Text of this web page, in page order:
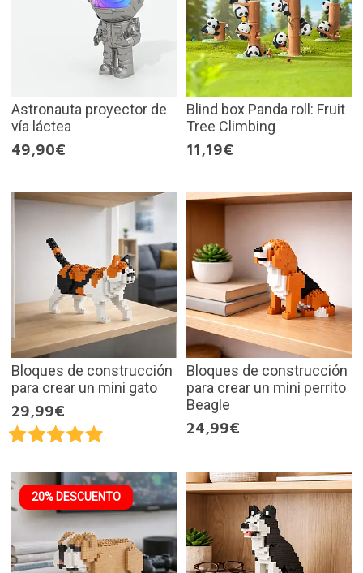
Astronauta proyector de
vía láctea
49,90€
Blind box Panda roll: Fruit
Tree Climbing
11,19€
Bloques de construcción
para crear un mini gato
29,99€
Bloques de construcción
para crear un mini perrito
Beagle
24,99€
20% DESCUENTO